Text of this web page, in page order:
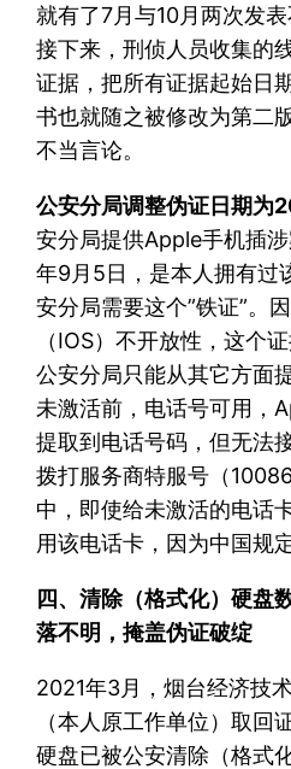
就有了7月与10月两次发表
接下来，刑侦人员收集的
证据，把所有证据起始日
书也就随之被修改为第二
不当言论。
公安分局调整伪证日期为
安分局提供Apple手机插
年9月5日，是本人拥有过
安分局需要这个”铁证”。
（IOS）不开放性，这个
公安分局只能从其它方面
未激活前，电话号可用，
提取到电话号码，但无法
拨打服务商特服号（
中，即使给未激活的电话
用该电话卡，因为中国规
四、清除（格式化）硬盘
落不明，掩盖伪证破绽
2021年3月，烟台经济技
（本人原工作单位）取回
硬盘已被公安清除（格式